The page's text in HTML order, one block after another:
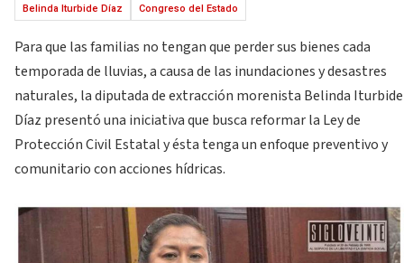
Belinda Iturbide Díaz Congreso del Estado
Para que las familias no tengan que perder sus bienes cada
temporada de lluvias, a causa de las inundaciones y desastres
naturales, la diputada de extracción morenista Belinda Iturbide
Díaz presentó una iniciativa que busca reformar la Ley de
Protección Civil Estatal y ésta tenga un enfoque preventivo y
comunitario con acciones hídricas.